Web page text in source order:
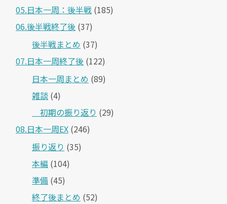
05.日本一周：後半戦 (185)
06.後半戦終了後 (37)
後半戦まとめ (37)
07.日本一周終了後 (122)
日本一周まとめ (89)
雑談 (4)
＿初期の振り返り (29)
08.日本一周EX (246)
振り返り (35)
本編 (104)
準備 (45)
終了後まとめ (52)